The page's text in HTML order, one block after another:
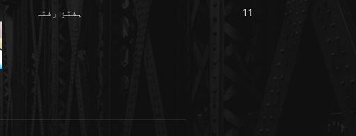
ہفتۂِ رفتہ
11